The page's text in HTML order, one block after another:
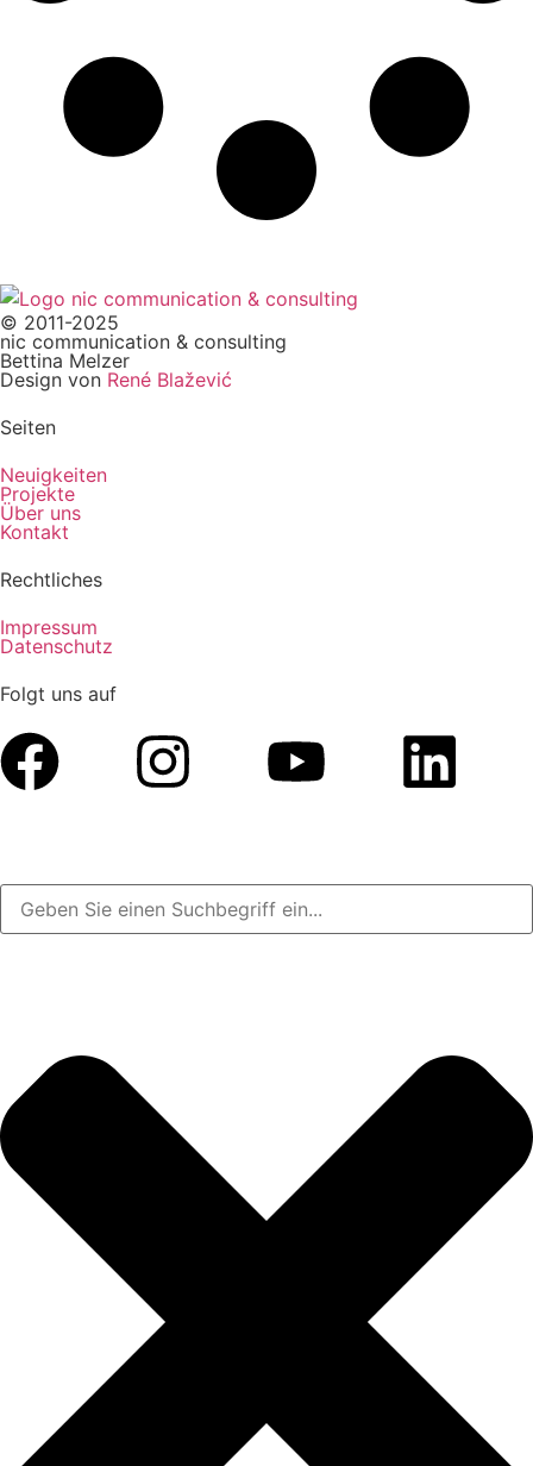
© 2011-2025
nic communication & consulting
Bettina Melzer
Design von René Blažević
Seiten
Neuigkeiten
Projekte
Über uns
Kontakt
Rechtliches
Impressum
Datenschutz
Folgt uns auf